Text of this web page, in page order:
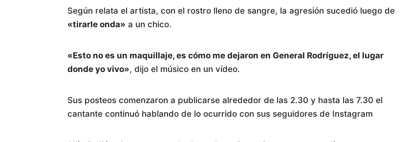
Según relata el artista, con el rostro lleno de sangre, la agresión sucedió luego de
«tirarle onda» a un chico.
«Esto no es un maquillaje, es cómo me dejaron en General Rodríguez, el lugar
donde yo vivo», dijo el músico en un vídeo.
Sus posteos comenzaron a publicarse alrededor de las 2.30 y hasta las 7.30 el
cantante continuó hablando de lo ocurrido con sus seguidores de Instagram